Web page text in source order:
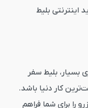
اینترنتی بلیط
بسیار، بلیط سفر
کار دنیا باشد.
را برای شما فراهم